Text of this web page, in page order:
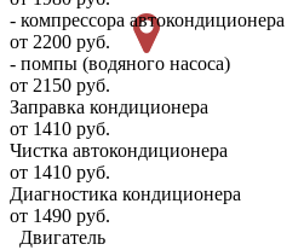
- компрессора автокондиционера
от 2200 руб.
- помпы (водяного насоса)
от 2150 руб.
Заправка кондиционера
от 1410 руб.
Чистка автокондиционера
от 1410 руб.
Диагностика кондиционера
от 1490 руб.
Двигатель